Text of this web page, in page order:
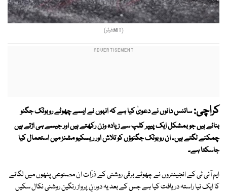
(MIT:ٖفوٹو)
کراچی:سائنس دانوں نے دعویٰ کیا ہے کہ انہوں نے ایسے چھوٹے روبوٹک جگنو
بنائے ہیں جو بمشکل ایک پیپر کلپ سے زیادہ وزن رکھتے ہیں اور جیسے ہی اڑتے ہیں
چمکنے لگتے ہیں۔ ان روبوٹک جگنوؤں کو تلاش اور ریسکیو مشنز میں استعمال کیا
جاسکتا ہے۔
ایم آئی ٹی کے انجینئروں نے چھوٹے برقی روشنی کے ذرّات ان مصنوعی پٹھوں میں لگانے
کا ایک نیا راستہ دریافت کیا ہے جس کے بعد یہ دورانِ پرواز رنگین روشنی نکال سکیں